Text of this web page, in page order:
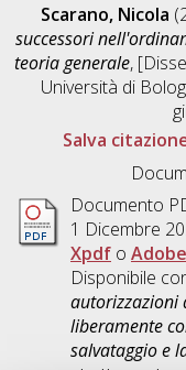
Scarano, Nicola
successori
teoria generale,
Università di
Salva
Documento
1 Dicembre
Xpdfo
Disponibile
autorizzazioni
liberamente
salvataggio e